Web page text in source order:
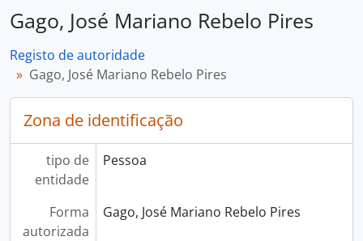
Gago, José Mariano Rebelo Pires
Registo de autoridade
Gago, José Mariano Rebelo Pires
Zona de identificação
tipo de
entidade
Pessoa
Forma
autorizada
Gago, José Mariano Rebelo Pires